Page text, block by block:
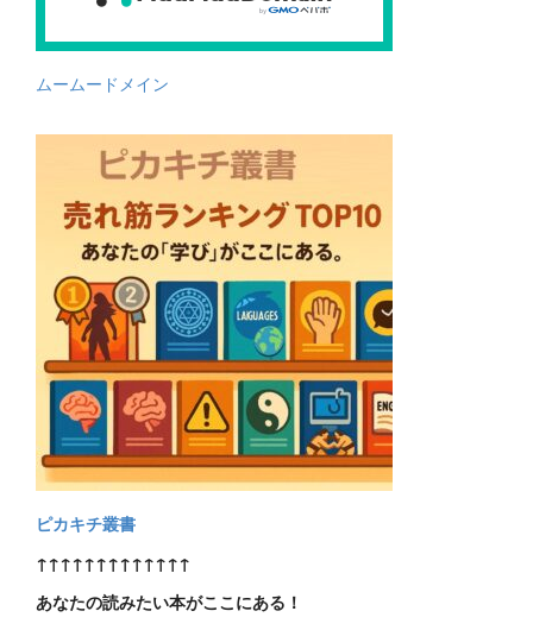
ムームードメイン
ピカキチ叢書
↑↑↑↑↑↑↑↑↑↑↑↑↑
あなたの読みたい本がここにある！